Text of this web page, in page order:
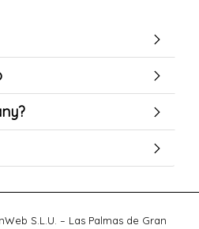
S.L.U. – Las Palmas de Gran